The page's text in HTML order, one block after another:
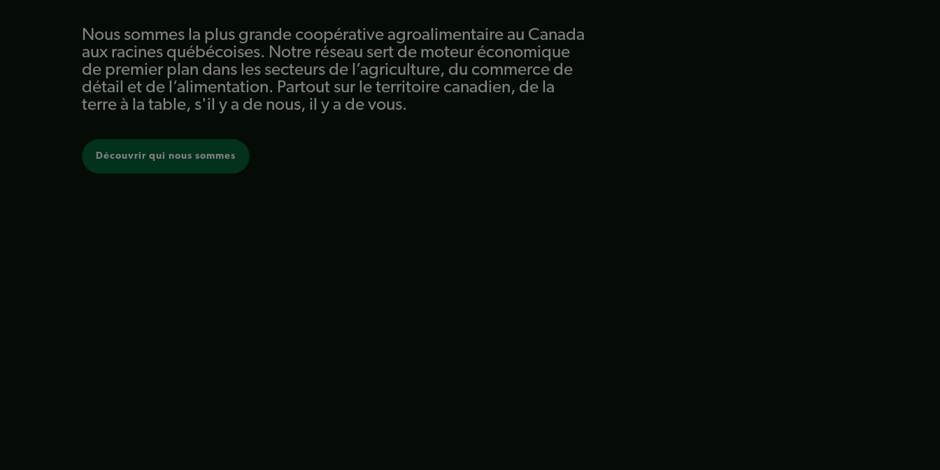
Nous sommes la plus grande coopérative agroalimentaire au Canada
aux racines québécoises. Notre réseau sert de moteur économique
de premier plan dans les secteurs de l’agriculture, du commerce de
détail et de l’alimentation. Partout sur le territoire canadien, de la
terre à la table, s'il y a de nous, il y a de vous.
Découvrir qui nous sommes